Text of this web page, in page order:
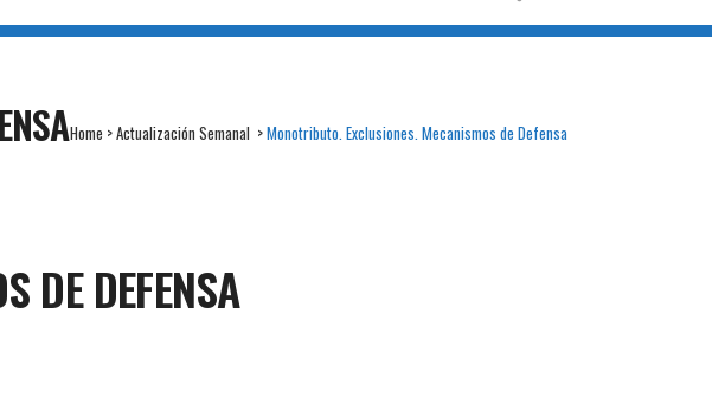
Home >Actualización Semanal >Monotributo. Exclusiones. Mecanismos de Defensa
DE DEFENSA